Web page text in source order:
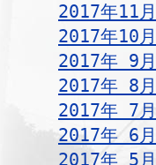
2017年11月
2017年10月
2017年 9月
2017年 8月
2017年 7月
2017年 6月
2017年 5月